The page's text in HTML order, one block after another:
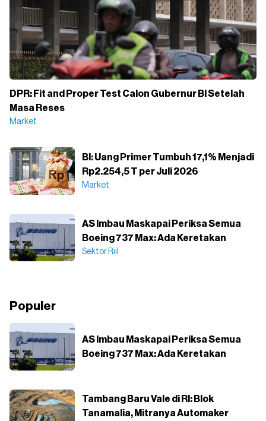
DPR: Fit and Proper Test Calon Gubernur BI Setelah
Masa Reses
Market
BI: Uang Primer Tumbuh 17,1% Menjadi
Rp2.254,5 T per Juli 2026
Market
AS Imbau Maskapai Periksa Semua
Boeing 737 Max: Ada Keretakan
Sektor Riil
Populer
AS Imbau Maskapai Periksa Semua
Boeing 737 Max: Ada Keretakan
Tambang Baru Vale di RI: Blok
Tanamalia, Mitranya Automaker